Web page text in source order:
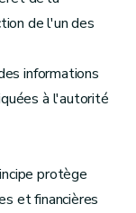
de l'un des
informations
à l'autorité
protège
et financières